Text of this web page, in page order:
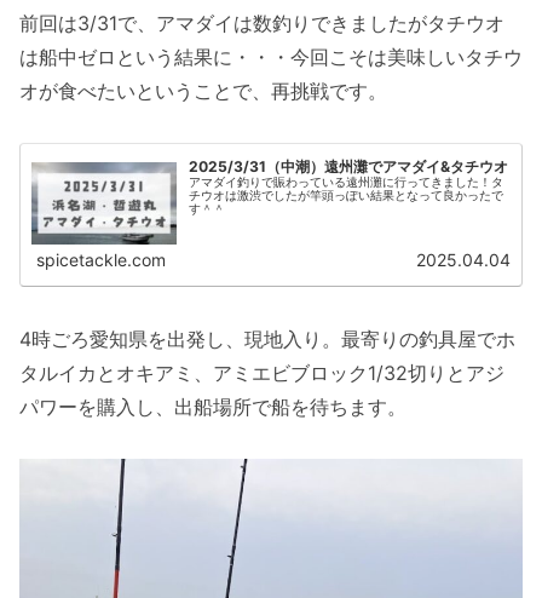
前回は3/31で、アマダイは数釣りできましたがタチウオ
は船中ゼロという結果に・・・今回こそは美味しいタチウ
オが食べたいということで、再挑戦です。
2025/3/31（中潮）遠州灘でアマダイ&タチウオ
アマダイ釣りで賑わっている遠州灘に行ってきました！タ
チウオは激渋でしたが竿頭っぽい結果となって良かったで
す＾＾
spicetackle.com 2025.04.04
4時ごろ愛知県を出発し、現地入り。最寄りの釣具屋でホ
タルイカとオキアミ、アミエビブロック1/32切りとアジ
パワーを購入し、出船場所で船を待ちます。